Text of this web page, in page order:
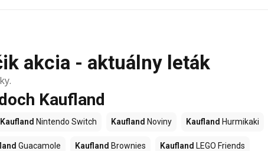
akcia - aktuálny leták
Kaufland
Kaufland Nintendo Switch Kaufland Noviny Kaufland Hurmikaki
Guacamole Kaufland Brownies Kaufland LEGO Friends